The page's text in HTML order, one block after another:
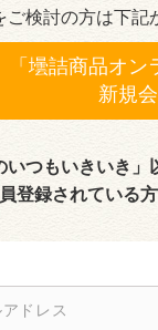
ご検討の方は下記
「壜詰商品オン
新規
いつもいきいき
登録されている